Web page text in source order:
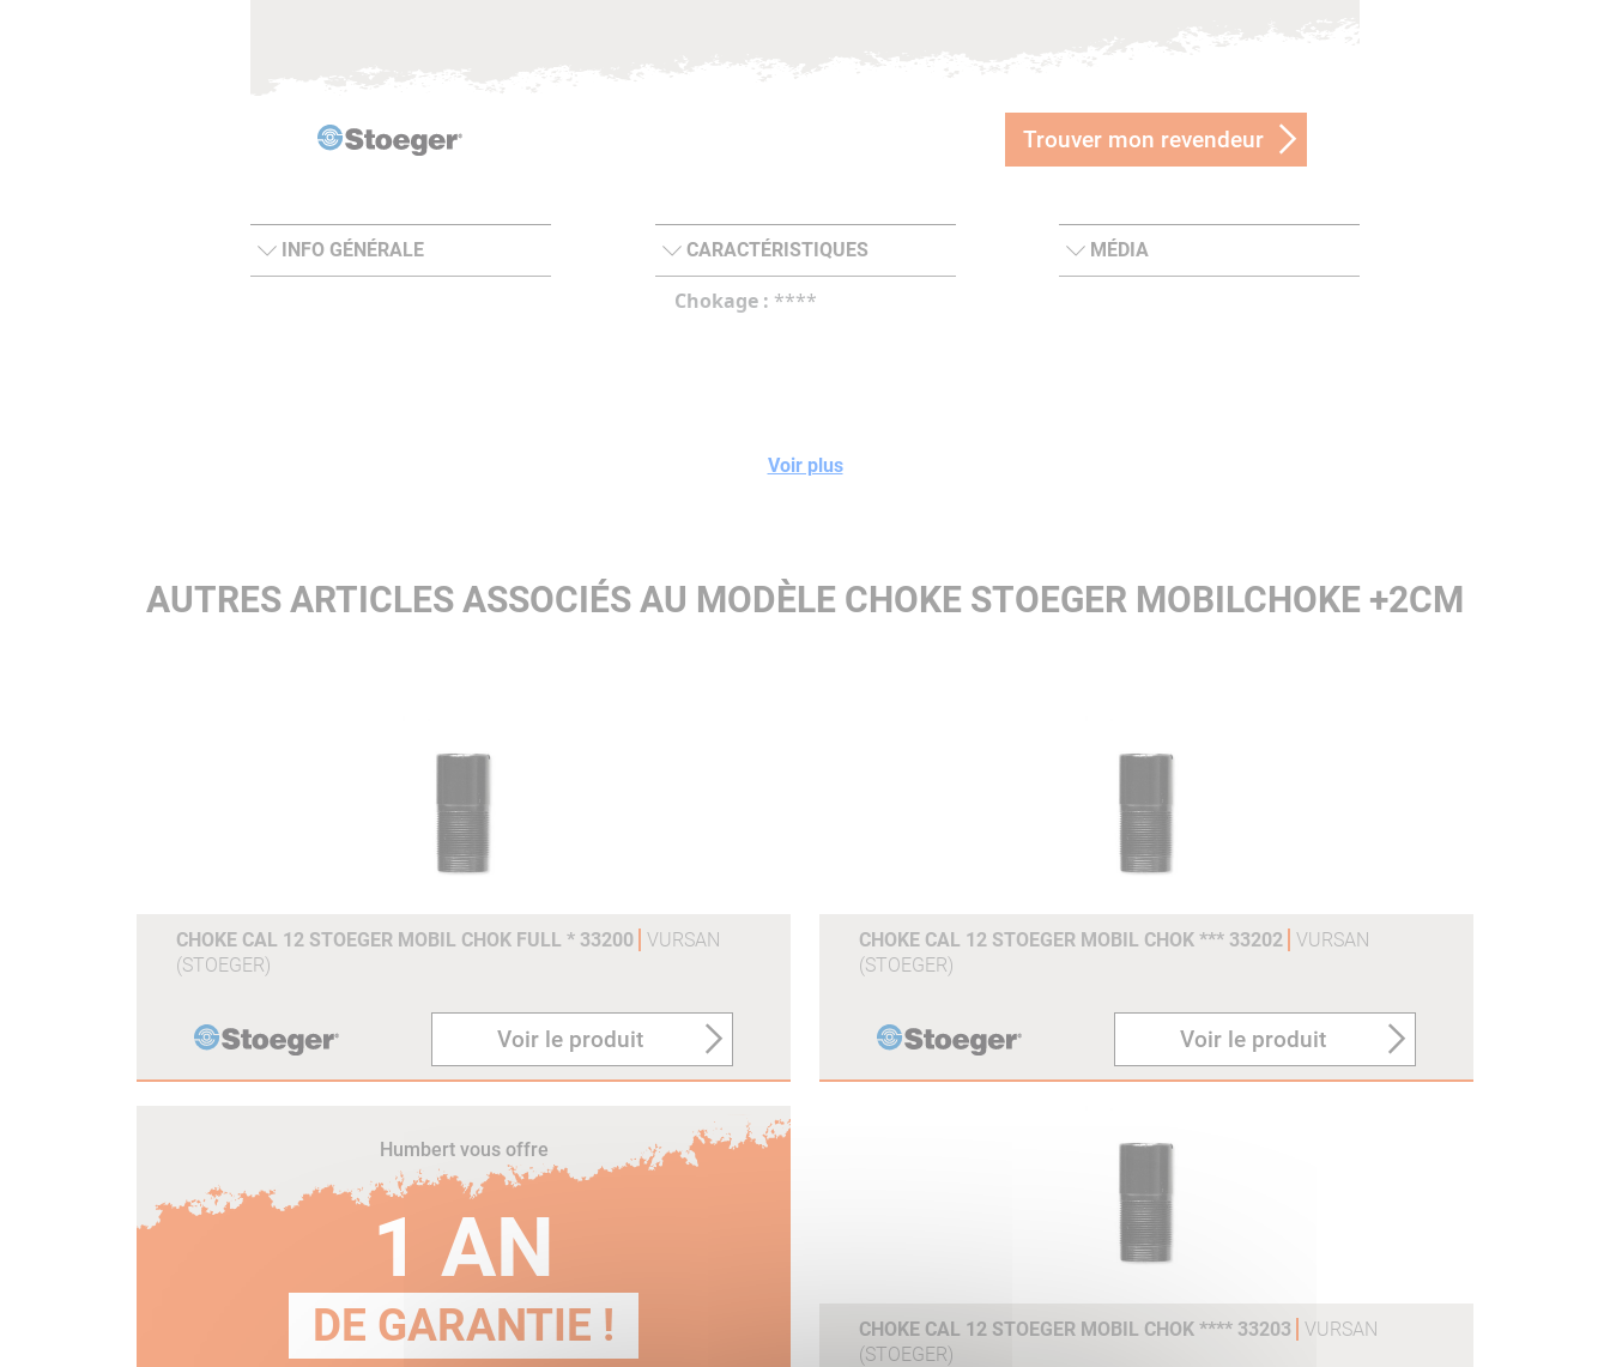
Trouver mon revendeur
INFO GÉNÉRALE CARACTÉRISTIQUES
Chokage : ****
MÉDIA
Voir plus
AUTRES ARTICLES ASSOCIÉS AU MODÈLE CHOKE STOEGER MOBILCHOKE +2CM
CHOKE CAL 12 STOEGER MOBIL CHOK FULL * 33200 VURSAN
(STOEGER)
Voir le produit
CHOKE CAL 12 STOEGER MOBIL CHOK *** 33202 VURSAN
(STOEGER)
Voir le produit
Humbert vous offre
1 AN
DE GARANTIE ! CHOKE CAL 12 STOEGER MOBIL CHOK **** 33203
VURSAN
(STOEGER)